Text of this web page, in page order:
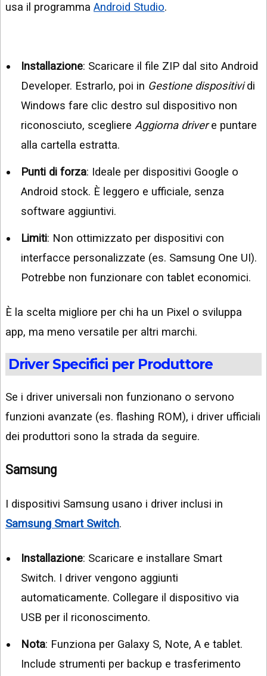
usa il programma Android Studio.
Installazione: Scaricare il file ZIP dal sito Android
Developer. Estrarlo, poi in Gestione dispositividi
Windows fare clic destro sul dispositivo non
riconosciuto, scegliere Aggiorna drivere puntare
alla cartella estratta.
Punti di forza: Ideale per dispositivi Google o
Android stock. È leggero e ufficiale, senza
software aggiuntivi.
Limiti: Non ottimizzato per dispositivi con
interfacce personalizzate (es. Samsung One UI).
Potrebbe non funzionare con tablet economici.
È la scelta migliore per chi ha un Pixel o sviluppa
app, ma meno versatile per altri marchi.
Driver Specifici per Produttore
Se i driver universali non funzionano o servono
funzioni avanzate (es. flashing ROM), i driver ufficiali
dei produttori sono la strada da seguire.
Samsung
I dispositivi Samsung usano i driver inclusi in
Samsung Smart Switch.
Installazione: Scaricare e installare Smart
Switch. I driver vengono aggiunti
automaticamente. Collegare il dispositivo via
USB per il riconoscimento.
Nota: Funziona per Galaxy S, Note, A e tablet.
Include strumenti per backup e trasferimento